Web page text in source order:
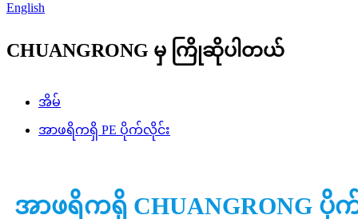
English
CHUANGRONG မှ ကြိုဆိုပါတယ်
အိမ်
အာဖရိကရှိ PE ပိုက်လိုင်း
အာဖရိကရှိ CHUANGRONG ပို